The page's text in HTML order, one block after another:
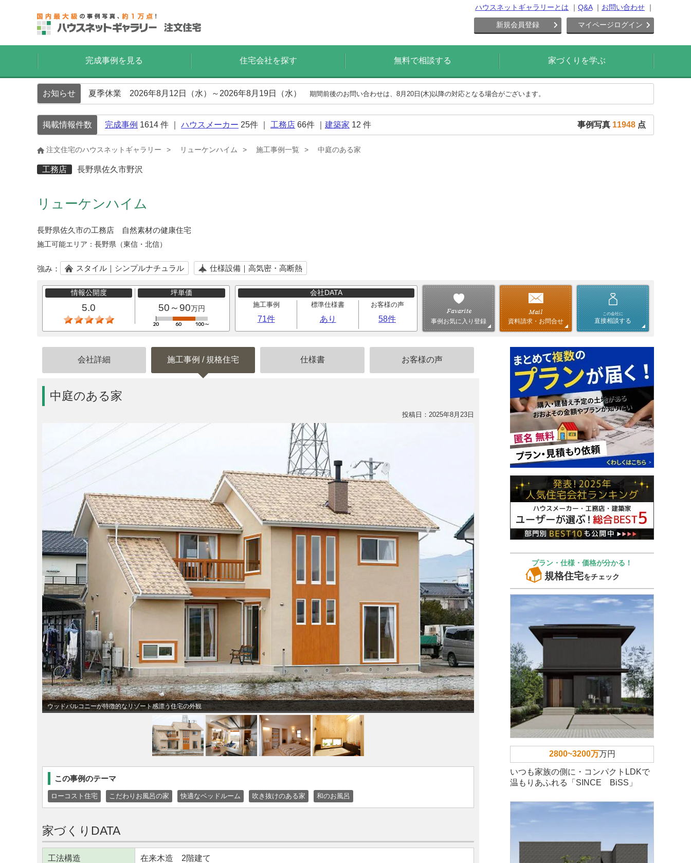
ハウスネットギャラリーとは Q&A お問い合わせ
新規会員登録 マイページログイン
完成事例を見る 住宅会社を探す 無料で相談する 家づくりを学ぶ
お知らせ 夏季休業 2026年8月12日（水）～2026年8月19日（水） 期間前後のお問い合わせは、8月20日(木)以降の対応となる場合がございます。
掲載情報件数 完成事例 1614 件 ｜ ハウスメーカー 25件 ｜ 工務店 66件 ｜ 建築家 12 件 事例写真 11948 点
注文住宅のハウスネットギャラリー リューケンハイム 施工事例一覧 中庭のある家
工務店 長野県佐久市野沢
リューケンハイム
長野県佐久市の工務店 自然素材の健康住宅
施工可能エリア： 長野県（東信・北信）
強み： スタイル｜シンプルナチュラル 仕様設備｜高気密・高断熱
情報公開度
5.0
坪単価
50～90万円
会社DATA
施工事例
71件
標準仕様書
あり
お客様の声
58件 事例お気に入り登録 資料請求・お問合せ
この会社に
直接相談する
会社詳細 施工事例 / 規格住宅 仕様書 お客様の声
中庭のある家
投稿日：2025年8月23日
ウッドバルコニーが特徴的なリゾート感漂う住宅の外観
この事例のテーマ
ローコスト住宅 こだわりお風呂の家 快適なベッドルーム 吹き抜けのある家 和のお風呂
家づくりDATA
工法構造 在来木造 2階建て
プラン・仕様・価格が分かる！
規格住宅をチェック
2800~3200万万円
いつも家族の側に・コンパクトLDKで
温もりあふれる「SINCE BiSS」